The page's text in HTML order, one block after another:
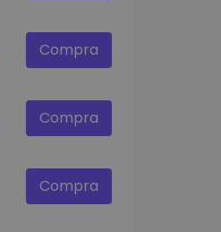
Compra
Compra
Compra